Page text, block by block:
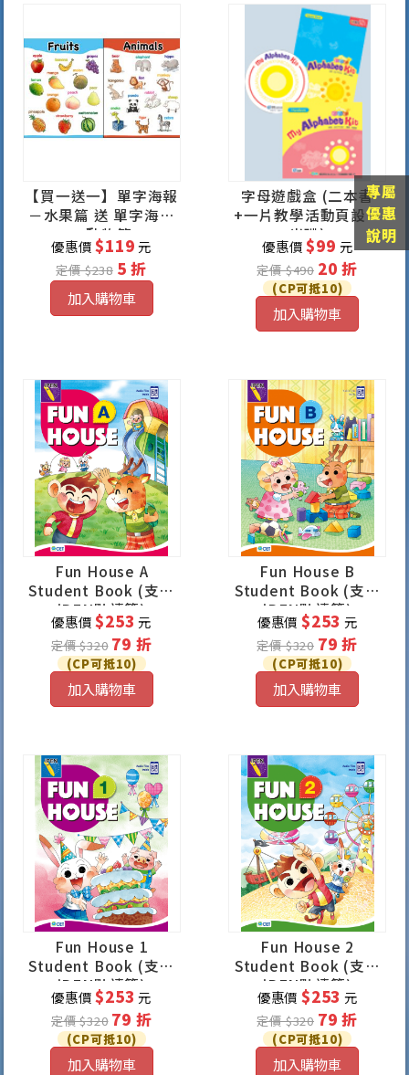
專屬
優惠
說明
【買一送一】單字海報
－水果篇 送 單字海報
－動物篇
優惠價$119元
定價 $238 5 折
加入購物車
字母遊戲盒 (二本書
+一片教學活動頁設計
光碟)
優惠價$99 元
定價 $490 20 折
(CP可抵10)
加入購物車
Fun House A
Student Book (支援
iPEN點讀筆)
優惠價$253 元
定價 $320 79 折
(CP可抵10)
加入購物車
Fun House B
Student Book (支援
iPEN點讀筆)
優惠價 $253 元
定價 $320 79 折
(CP可抵10)
加入購物車
Fun House 1
Student Book (支援
iPEN點讀筆)
優惠價$253 元
定價 $320 79 折
(CP可抵10)
加入購物車
Fun House 2
Student Book (支援
iPEN點讀筆)
優惠價 $253 元
定價 $320 79 折
(CP可抵10)
加入購物車